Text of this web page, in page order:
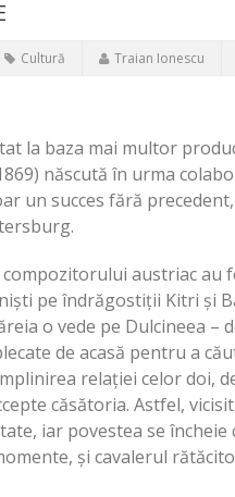
Cultură Traian Ionescu
la baza mai multor
născută în urma
un succes fără
austriac au
pe îndrăgostiții Kitri și
o vede pe Dulcineea –
de acasă pentru a
relației celor doi,
căsătoria. Astfel,
iar povestea se încheie
și cavalerul